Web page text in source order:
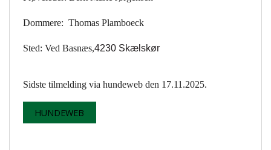
Dommere: Thomas Plamboeck
Sted: Ved Basnæs,4230 Skælskør
Sidste tilmelding via hundeweb den 17.11.2025.
HUNDEWEB